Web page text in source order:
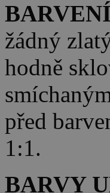
žádný
hodně
před
1:1.
BARVY